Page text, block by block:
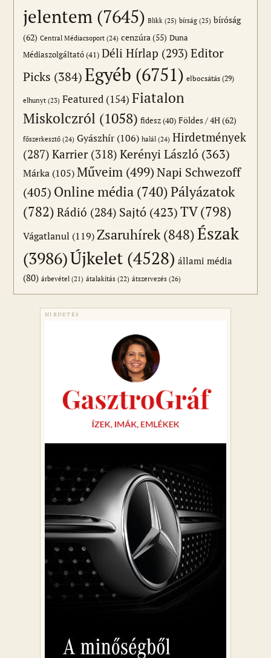
jelentem (7645) Blikk (25) bírság (25) bíróság
(62) Central Médiacsoport (24) cenzúra (55) Duna
Médiaszolgáltató(41) Déli Hírlap (293) Editor
Picks (384)Egyéb (6751) elbocsátás (29)
elhunyt (23) Featured (154) Fiatalon
Miskolczról (1058) fidesz(40) Földes / 4H(62)
főszerkesztő (24) Gyászhír (106) halál (24) Hirdetmények
(287) Karrier(318) Kerényi László (363)
Márka (105) Műveim (499)Napi Schwezoff
(405) Online média (740)Pályázatok
(782) Rádió (284) Sajtó (423)TV(798)
Vágatlanul (119) Zsaruhírek (848)Észak
(3986)Újkelet (4528) állami média
(80) árbevétel (21) átalakítás (22) átszervezés (26)
HIRDETÉS